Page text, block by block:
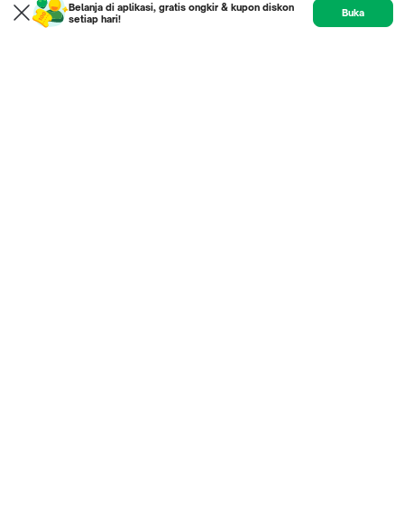
Belanja di aplikasi, gratis ongkir & kupon diskon
setiap hari!
Buka